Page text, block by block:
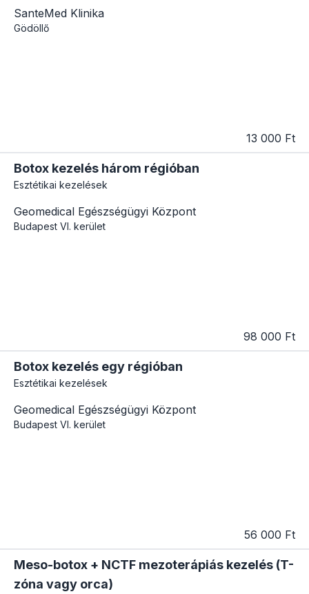
SanteMed Klinika
Gödöllő
13 000 Ft
Botox kezelés három régióban
Esztétikai kezelések
Geomedical Egészségügyi Központ
Budapest VI. kerület
98 000 Ft
Botox kezelés egy régióban
Esztétikai kezelések
Geomedical Egészségügyi Központ
Budapest VI. kerület
56 000 Ft
Meso-botox + NCTF mezoterápiás kezelés (T-
zóna vagy orca)